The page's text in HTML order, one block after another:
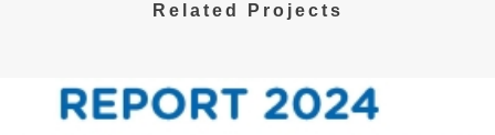
Related Projects